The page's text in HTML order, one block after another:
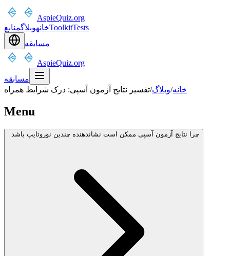
AspieQuiz.org
خانهوبلاگمنابع ToolkitTests
مسابقه
AspieQuiz.org
مسابقه
خانه/وبلاگ/تفسیر نتایج آزمون آسپی: درک شرایط همراه
Menu
چرا نتایج آزمون آسپی ممکن است نشاندهنده چندین نوروتایپ باشد